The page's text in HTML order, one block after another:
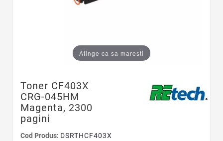
Atinge ca sa maresti
Toner CF403X
CRG-045HM
Magenta, 2300
pagini
Cod Produs: DSRTHCF403X